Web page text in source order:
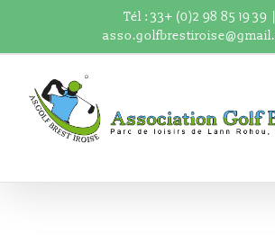
Tél : 33+ (0)2 98 85 19 39